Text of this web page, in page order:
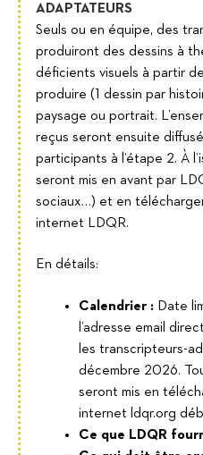
ADAPTATEURS
Seuls ou en équipe, des
produiront des dessins à
déficients visuels à partir
produire (1 dessin par
paysage ou portrait.
reçus seront ensuite
participants à l’étape 2. À
seront mis en avant par
sociaux…) et en
internet LDQR.
En détails:
Calendrier : Date
l’adresse email
les transcripteurs-
décembre 2026.
seront mis en
internet ldqr.org
Ce que LDQR